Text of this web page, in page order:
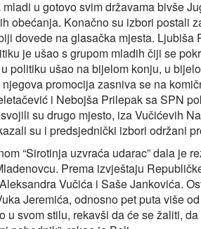
u gotovo svim državama bivše
obećanja. Konačno su izbori postali
dovede na glasačka mjesta.
je ušao s grupom mladih čiji se
politiku ušao na bijelom konju, u
promocija zasniva se na
i Nebojša Prilepak sa SPN
su drugo mjesto, iza Vučićevih
su i predsjednički izbori održani
“Sirotinja uzvraća udarac” dala je
Prema izvještaju
Vučića i Saše Jankovića.
Jeremića, odnosno pet puta više
u svom stilu, rekavši da će se žaliti,